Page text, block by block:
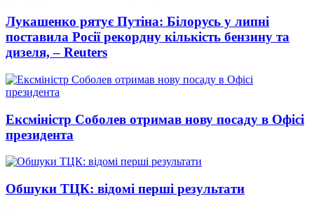
Лукашенко рятує Путіна: Білорусь у липні
поставила Росії рекордну кількість бензину та
дизеля, – Reuters
Ексміністр Соболев отримав нову посаду в Офісі
президента
Обшуки ТЦК: відомі перші результати